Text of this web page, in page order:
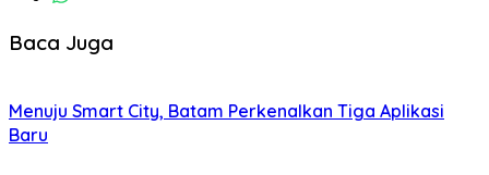
Baca Juga
Menuju Smart City, Batam Perkenalkan Tiga Aplikasi
Baru